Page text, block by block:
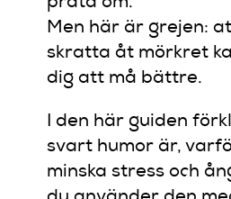
Men här är grejen:
skratta åt mörkret
dig att må bättre.
I den här guiden
svart humor är,
minska stress och